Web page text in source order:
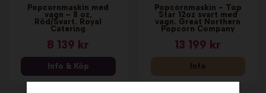
Popcornmaskin med
vagn - 8 oz,
Röd/Svart. Royal
Catering
8 139 kr
Info & Köp
Popcornmaskin - Top
Star 12oz svart med
vagn. Great Northern
Popcorn Company
13 199 kr
Info